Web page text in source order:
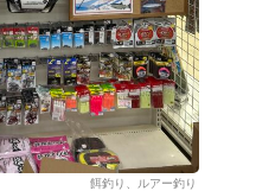
餌釣り、ルアー釣り